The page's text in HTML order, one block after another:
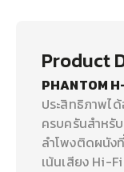
Product
PHANTOM
ประสิทธิภาพไ
ครบครันสำหรั
ลำโพงติดผนัง
เน้นเสียง Hi-